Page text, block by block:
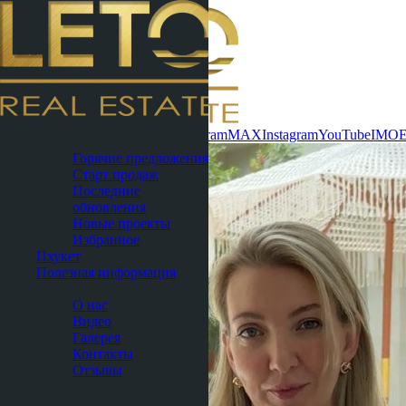
TelegramMAXInstagramYouTubeIMO
Горячие предложения
Старт продаж
Последние
обновления
Новые проекты
Избранное
Пхукет
Полезная информация
О нас
Видео
Галерея
Контакты
Отзывы